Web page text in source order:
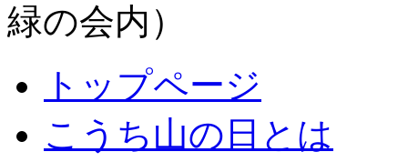
緑の会内）
トップページ
こうち山の日とは